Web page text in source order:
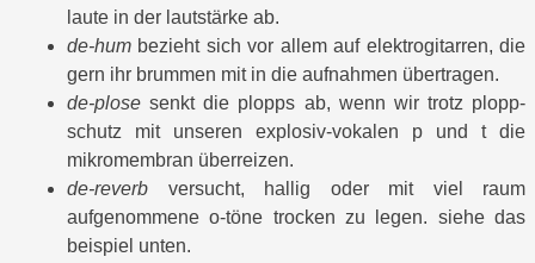
laute in der lautstärke ab.
de-hum bezieht sich vor allem auf elektrogitarren, die
gern ihr brummen mit in die aufnahmen übertragen.
de-plose senkt die plopps ab, wenn wir trotz plopp-
schutz mit unseren explosiv-vokalen p und t die
mikromembran überreizen.
de-reverb versucht, hallig oder mit viel raum
aufgenommene o-töne trocken zu legen. siehe das
beispiel unten.